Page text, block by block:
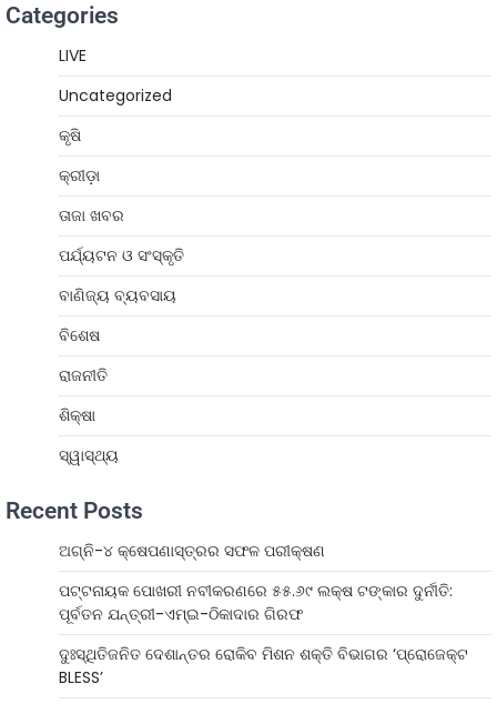
Categories
LIVE
Uncategorized
କୃଷି
କ୍ରୀଡ଼ା
ତାଜା ଖବର
ପର୍ଯ୍ୟଟନ ଓ ସଂସ୍କୃତି
ବାଣିଜ୍ୟ ବ୍ୟବସାୟ
ବିଶେଷ
ରାଜନୀତି
ଶିକ୍ଷା
ସ୍ୱାସ୍ଥ୍ୟ
Recent Posts
ଅଗ୍ନି-୪ କ୍ଷେପଣାସ୍ତ୍ରର ସଫଳ ପରୀକ୍ଷଣ
ପଟ୍ଟନାୟକ ପୋଖରୀ ନବୀକରଣରେ ୫୫.୬୯ ଲକ୍ଷ ଟଙ୍କାର ଦୁର୍ନୀତି:
ପୂର୍ବତନ ଯନ୍ତ୍ରୀ-ଏମ୍‌ଇ-ଠିକାଦାର ଗିରଫ
ଦୁଃସ୍ଥିତିଜନିତ ଦେଶାନ୍ତର ରୋକିବ ମିଶନ ଶକ୍ତି ବିଭାଗର ‘ପ୍ରୋଜେକ୍ଟ
BLESS’